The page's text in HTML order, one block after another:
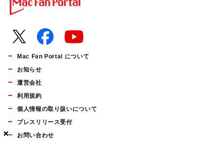
×
×
×
Mac Fan Portal について
お知らせ
運営会社
利用規約
個人情報の取り扱いについて
プレスリリース受付
お問い合わせ